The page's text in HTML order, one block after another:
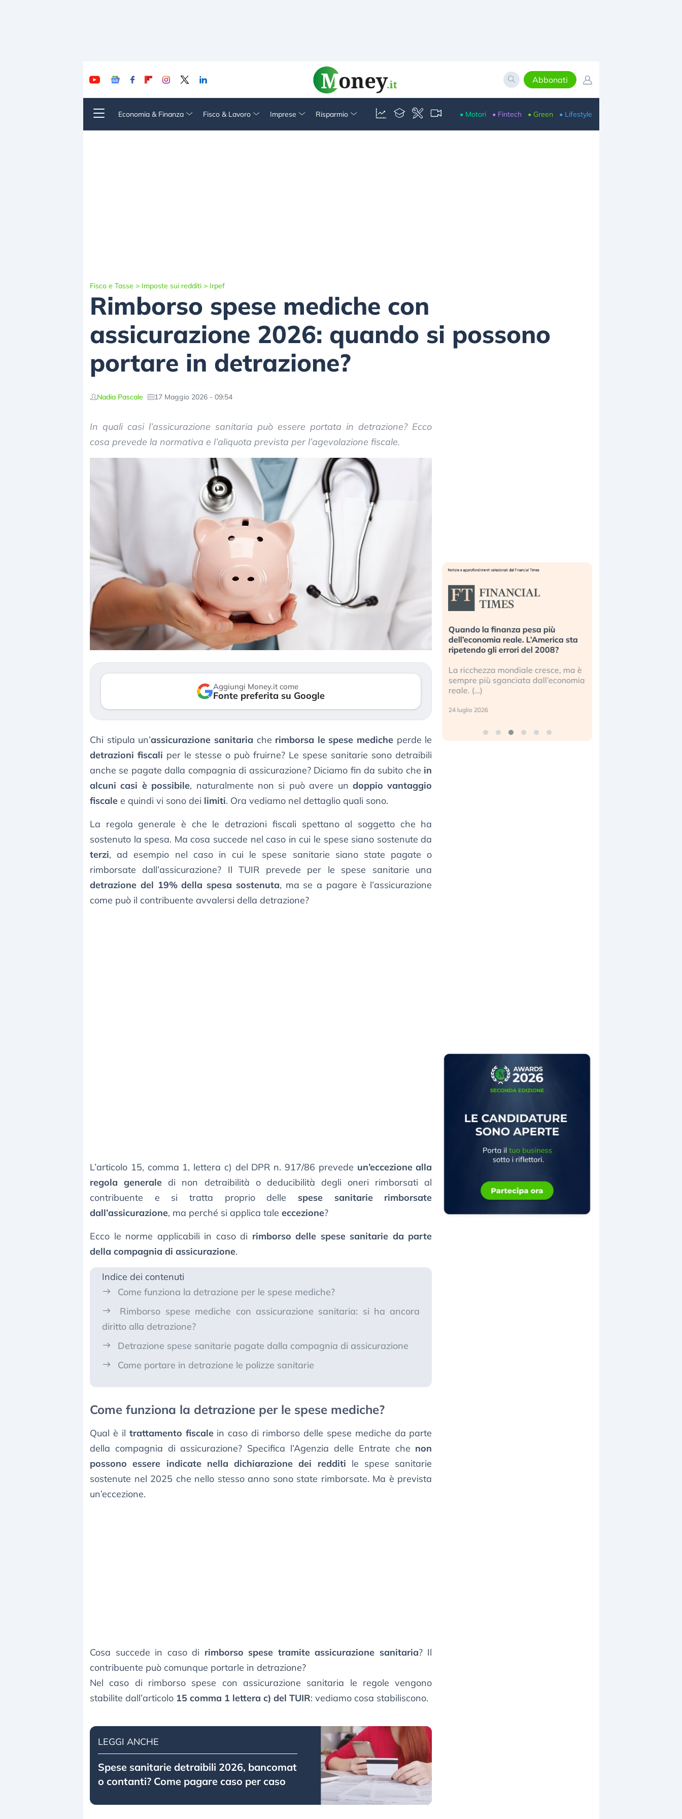
Abbonati
Economia & Finanza Fisco & Lavoro Imprese Risparmio • Motori • Fintech • Green • Lifestyle
Fisco e Tasse > Imposte sui redditi > Irpef
Rimborso spese mediche con
assicurazione 2026: quando si possono
portare in detrazione?
Nadia Pascale 17 Maggio 2026 - 09:54
In quali casi l’assicurazione sanitaria può essere portata in detrazione? Ecco
cosa prevede la normativa e l’aliquota prevista per l’agevolazione fiscale.
Aggiungi Money.it come
Fonte preferita su Google
Chi stipula un’assicurazione sanitaria che rimborsa le spese mediche perde le
detrazioni fiscali per le stesse o può fruirne? Le spese sanitarie sono detraibili
anche se pagate dalla compagnia di assicurazione? Diciamo fin da subito che in
alcuni casi è possibile, naturalmente non si può avere un doppio vantaggio
fiscale e quindi vi sono dei limiti. Ora vediamo nel dettaglio quali sono.
La regola generale è che le detrazioni fiscali spettano al soggetto che ha
sostenuto la spesa. Ma cosa succede nel caso in cui le spese siano sostenute da
terzi, ad esempio nel caso in cui le spese sanitarie siano state pagate o
rimborsate dall’assicurazione? Il TUIR prevede per le spese sanitarie una
detrazione del 19% della spesa sostenuta, ma se a pagare è l’assicurazione
come può il contribuente avvalersi della detrazione?
L’articolo 15, comma 1, lettera c) del DPR n. 917/86 prevede un’eccezione alla
regola generale di non detraibilità o deducibilità degli oneri rimborsati al
contribuente e si tratta proprio delle spese sanitarie rimborsate
dall’assicurazione, ma perché si applica tale eccezione?
Ecco le norme applicabili in caso di rimborso delle spese sanitarie da parte
della compagnia di assicurazione.
Indice dei contenuti
Come funziona la detrazione per le spese mediche?
Rimborso spese mediche con assicurazione sanitaria: si ha ancora
diritto alla detrazione?
Detrazione spese sanitarie pagate dalla compagnia di assicurazione
Come portare in detrazione le polizze sanitarie
Come funziona la detrazione per le spese mediche?
Qual è il trattamento fiscalein caso di rimborso delle spese mediche da parte
della compagnia di assicurazione? Specifica l’Agenzia delle Entrate che non
possono essere indicate nella dichiarazione dei redditi le spese sanitarie
sostenute nel 2025 che nello stesso anno sono state rimborsate. Ma è prevista
un’eccezione.
Cosa succede in caso di rimborso spese tramite assicurazione sanitaria? Il
contribuente può comunque portarle in detrazione?
Nel caso di rimborso spese con assicurazione sanitaria le regole vengono
stabilite dall’articolo 15 comma 1 lettera c) del TUIR: vediamo cosa stabiliscono.
LEGGI ANCHE
Spese sanitarie detraibili 2026, bancomat
o contanti? Come pagare caso per caso
Dalle valutazioni estreme alla
correzione. Cosa sta guidando il
repricing degli asset?
3 agosto 2026
«La mia vita è rovinata». Investitori
in preda al panico dopo lo scoppio
della bolla AI
Kospi, mentre gli investitori retail (…)
30 luglio 2026
Quando la finanza pesa più
dell’economia reale. L’America sta
ripetendo gli errori del 2008?
La ricchezza mondiale cresce, ma è
sempre più sganciata dall’economia
reale. (…)
24 luglio 2026